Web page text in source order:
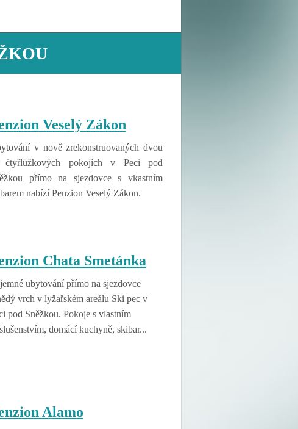
Veselý Zákon
v nově zrekonstruovaných dvou
čtyřlůžkových pokojích v Peci pod
přímo na sjezdovce s vkastním
nabízí Penzion Veselý Zákon.
Chata Smetánka
ubytování přímo na sjezdovce
vrch v lyžařském areálu Ski pec v
pod Sněžkou. Pokoje s vlastním
domácí kuchyně, skibar...
Alamo